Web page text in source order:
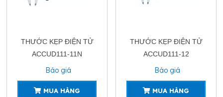
THƯỚC KẸP ĐIỆN TỬ
ACCUD111-11N
Báo giá
MUA HÀNG
THƯỚC KẸP ĐIỆN TỬ
ACCUD111-12
Báo giá
MUA HÀNG